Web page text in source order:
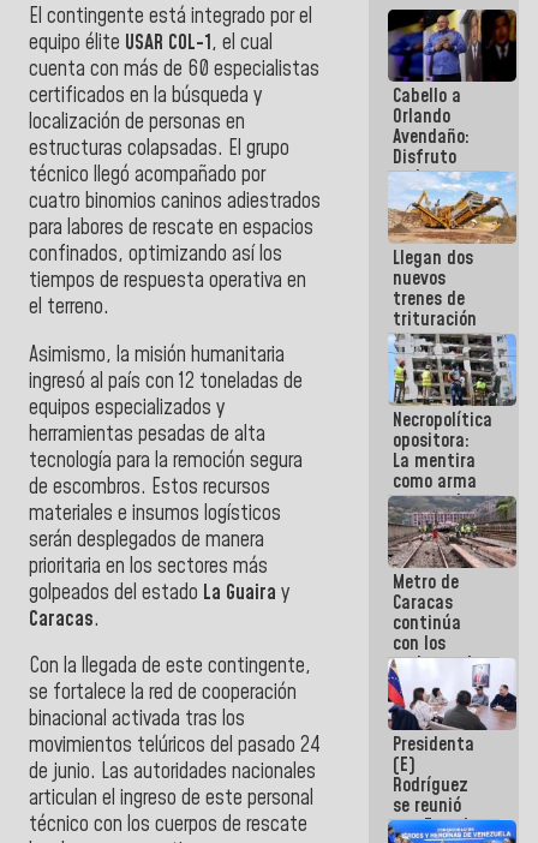
El contingente está integrado por el
equipo élite USAR COL-1, el cual
cuenta con más de 60 especialistas
certificados en la búsqueda y
localización de personas en
estructuras colapsadas. El grupo
técnico llegó acompañado por
cuatro binomios caninos adiestrados
para labores de rescate en espacios
confinados, optimizando así los
tiempos de respuesta operativa en
el terreno.
Asimismo, la misión humanitaria
ingresó al país con 12 toneladas de
equipos especializados y
herramientas pesadas de alta
tecnología para la remoción segura
de escombros. Estos recursos
materiales e insumos logísticos
serán desplegados de manera
prioritaria en los sectores más
golpeados del estado La Guaira y
Caracas.
Con la llegada de este contingente,
se fortalece la red de cooperación
binacional activada tras los
movimientos telúricos del pasado 24
de junio. Las autoridades nacionales
articulan el ingreso de este personal
técnico con los cuerpos de rescate
Cabello a
Orlando
Avendaño:
Disfruto
cada vez
que escribes
porque lo
que haces
es
embarrarla
Llegan dos
nuevos
trenes de
trituración
para
optimizar
manejo de
escombros
en La Guaira
Necropolítica
opositora:
La mentira
como arma
contra el
Pueblo
Metro de
Caracas
continúa
con los
trabajos de
mantenimiento
e inspección
en la Línea 2
Presidenta
(E)
Rodríguez
se reunió
con Estado